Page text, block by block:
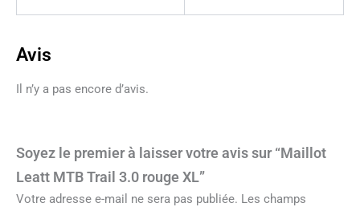
Avis
Il n’y a pas encore d’avis.
Soyez le premier à laisser votre avis sur “Maillot
Leatt MTB Trail 3.0 rouge XL”
Votre adresse e-mail ne sera pas publiée. Les champs